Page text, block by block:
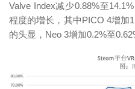
Valve Index减少0.88%至
程度的增长，其中PICO 4增加
的头显，Neo 3增加0.2%至